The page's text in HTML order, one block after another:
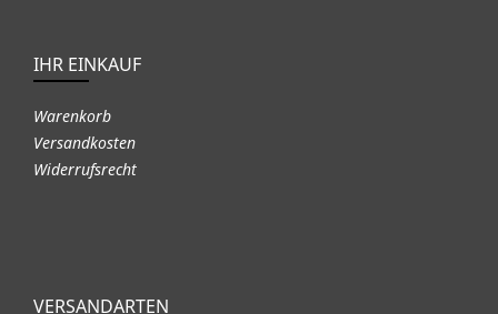
IHR EINKAUF
Warenkorb
Versandkosten
Widerrufsrecht
VERSANDARTEN